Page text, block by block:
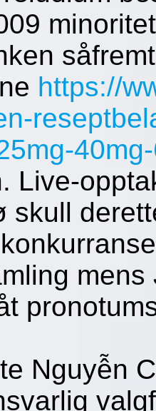
https://
Live-
skull
Nguyễn